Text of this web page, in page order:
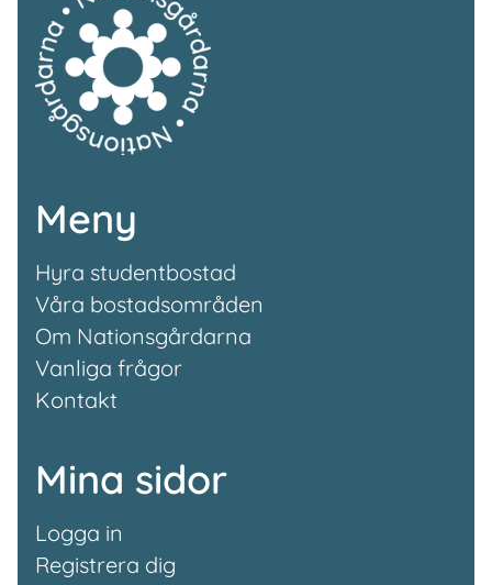
Meny
Hyra studentbostad
Våra bostadsområden
Om Nationsgårdarna
Vanliga frågor
Kontakt
Mina sidor
Logga in
Registrera dig